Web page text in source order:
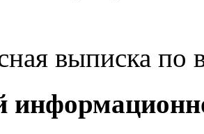
выписка